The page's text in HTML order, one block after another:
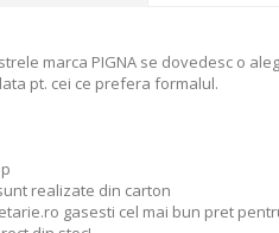
marca PIGNA se dovedesc o
pt. cei ce prefera formalul.
realizate din carton
gasesti cel mai bun pret